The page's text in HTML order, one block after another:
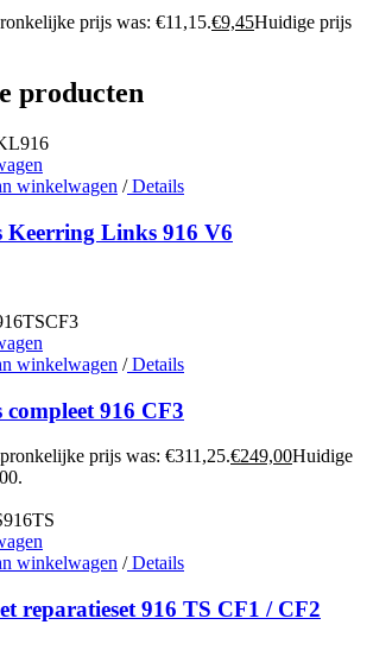
prijs was: €11,15.€9,45Huidige prijs
producten
winkelwagen /Details
Keerring Links 916 V6
winkelwagen /Details
916 CF3
prijs was: €311,25.€249,00Huidige
winkelwagen /Details
reparatieset 916 TS CF1 / CF2